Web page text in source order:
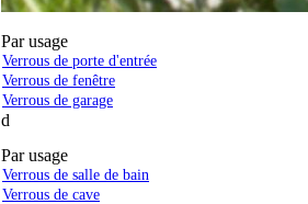
Par usage
Verrous de porte d'entrée
Verrous de fenêtre
Verrous de garage
d
Par usage
Verrous de salle de bain
Verrous de cave